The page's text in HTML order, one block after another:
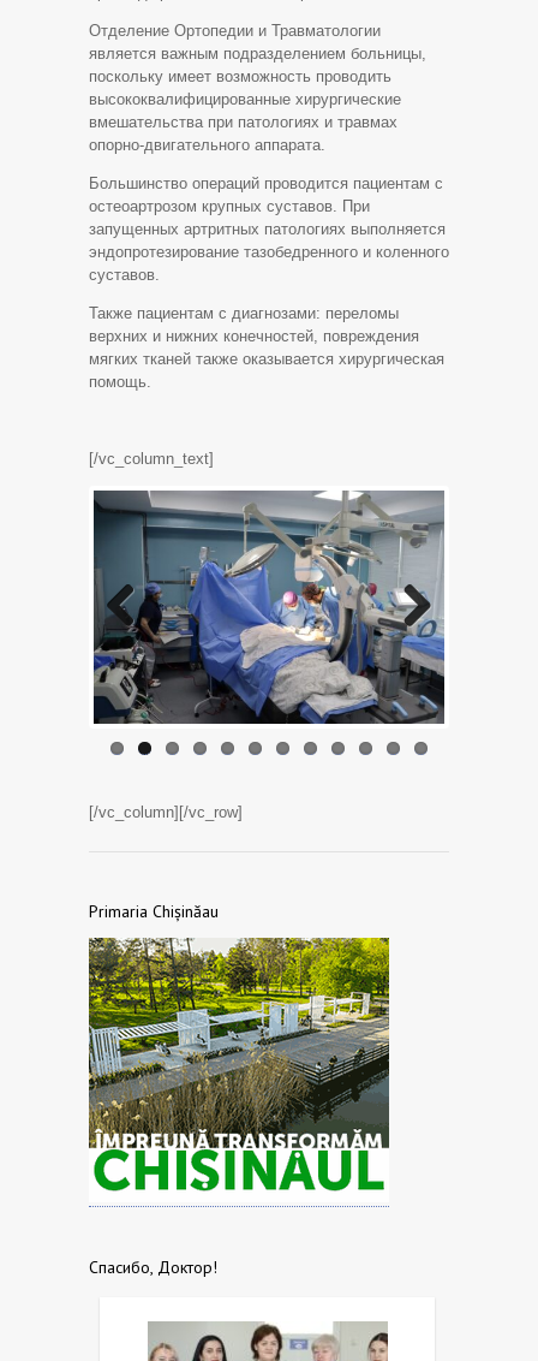
Отделение Ортопедии и Травматологии
является важным подразделением больницы,
поскольку имеет возможность проводить
высококвалифицированные хирургические
вмешательства при патологиях и травмах
опорно-двигательного аппарата.
Большинство операций проводится пациентам с
остеоартрозом крупных суставов. При
запущенных артритных патологиях выполняется
эндопротезирование тазобедренного и коленного
суставов.
Также пациентам с диагнозами: переломы
верхних и нижних конечностей, повреждения
мягких тканей также оказывается хирургическая
помощь.
[/vc_column_text]
Previo
us
Next
[/vc_column][/vc_row]
Primaria Chișinăau
Спасибо, Доктор!